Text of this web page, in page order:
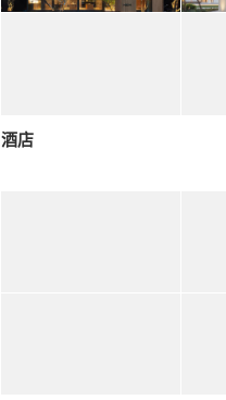
酒店